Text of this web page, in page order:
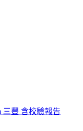
三豐 含校驗報告